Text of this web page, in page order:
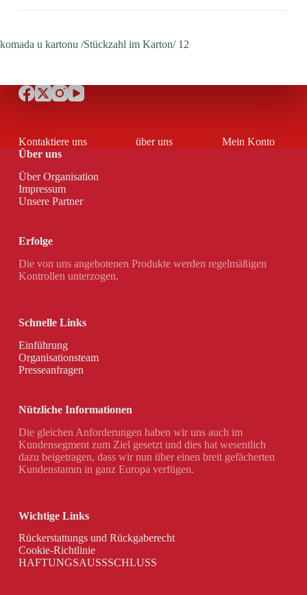
komada u kartonu /Stückzahl im Karton/ 12
Kontaktiere uns über uns
Mein Konto
Über uns
Über Organisation
Impressum
Unsere Partner
Erfolge
Die von uns angebotenen Produkte werden regelmäßigen
Kontrollen unterzogen.
Schnelle Links
Einführung
Organisationsteam
Presseanfragen
Nützliche Informationen
Die gleichen Anforderungen haben wir uns auch im
Kundensegment zum Ziel gesetzt und dies hat wesentlich
dazu beigetragen, dass wir nun über einen breit gefächerten
Kundenstamm in ganz Europa verfügen.
Wichtige Links
Rückerstattungs und Rückgaberecht
Cookie-Richtlinie
HAFTUNGSAUSSSCHLUSS